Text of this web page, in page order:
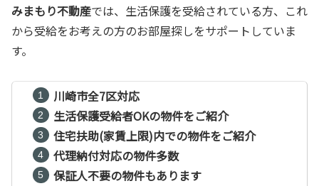
みまもり不動産では、生活保護を受給されている方、これ
から受給をお考えの方のお部屋探しをサポートしていま
す。
川崎市全7区対応
生活保護受給者OKの物件をご紹介
住宅扶助(家賃上限)内での物件をご紹介
代理納付対応の物件多数
保証人不要の物件もあります